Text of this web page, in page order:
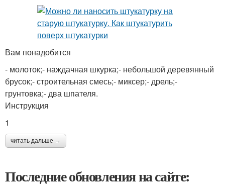
Вам понадобится
- молоток;- наждачная шкурка;- небольшой деревянный
брусок;- строительная смесь;- миксер;- дрель;-
грунтовка;- два шпателя.
Инструкция
1
читать дальше →
Последние обновления на сайте: